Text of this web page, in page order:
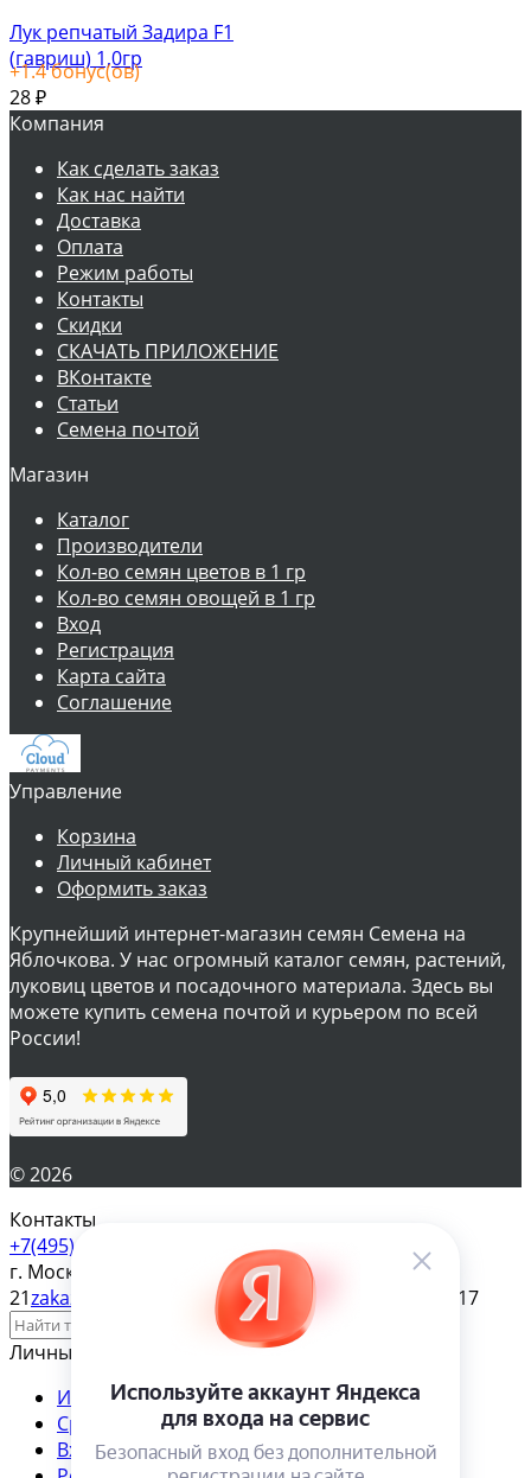
Лук репчатый Задира F1
(гавриш) 1,0гр
+1.4бонус(ов)
28 ₽
Компания
Как сделать заказ
Как нас найти
Доставка
Оплата
Режим работы
Контакты
Скидки
СКАЧАТЬ ПРИЛОЖЕНИЕ
ВКонтакте
Статьи
Семена почтой
Магазин
Каталог
Производители
Кол-во семян цветов в 1 гр
Кол-во семян овощей в 1 гр
Вход
Регистрация
Карта сайта
Соглашение
Управление
Корзина
Личный кабинет
Оформить заказ
Крупнейший интернет-магазин семян Семена на
Яблочкова. У нас огромный каталог семян, растений,
луковиц цветов и посадочного материала. Здесь вы
можете купить семена почтой и курьером по всей
России!
© 2026
Контакты
+7(495) 610-57-17
г. Москва, ул. Яблочкова д.
21zakaz@magazinsemena.ruПн-пт 10-19 Сб-вс 11-17
Личный кабинет
Избранное
Сравнение Товар в сравнении
Вход